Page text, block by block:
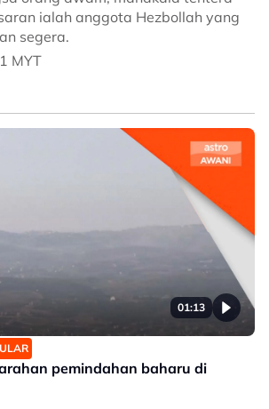
ialah anggota Hezbollah yang
segera.
MYT
01:13
pemindahan baharu di